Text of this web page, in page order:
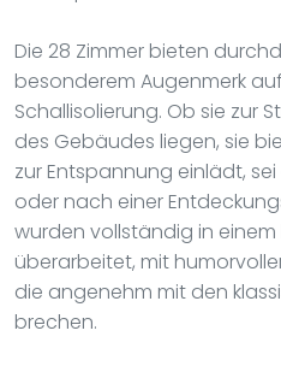
Die 28 Zimmer bieten
besonderem Augenmerk
Schallisolierung. Ob sie zur
des Gebäudes liegen, sie
zur Entspannung einlädt,
oder nach einer
wurden vollständig in
überarbeitet, mit
die angenehm mit den
brechen.